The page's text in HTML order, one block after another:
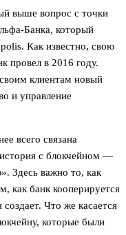
выше вопрос с точки
Банка, который
Как известно, свою
провел в 2016 году.
клиентам новый
и управление
всего связана
с блокчейном —
Здесь важно то, как
как банк кооперируется
Что же касается
которые были